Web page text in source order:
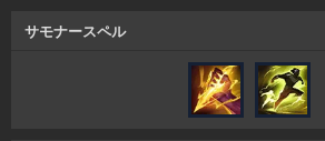
サモナースペル